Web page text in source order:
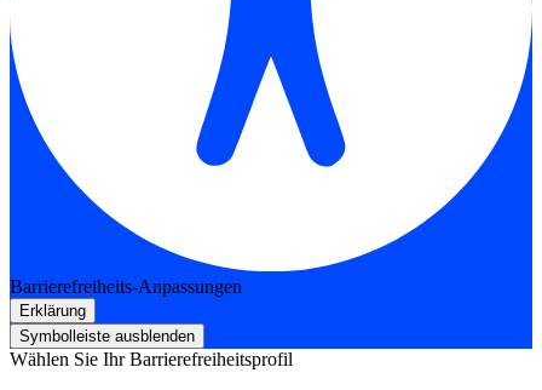
Barrierefreiheits-Anpassungen
Erklärung
Symbolleiste ausblenden
Wählen Sie Ihr Barrierefreiheitsprofil